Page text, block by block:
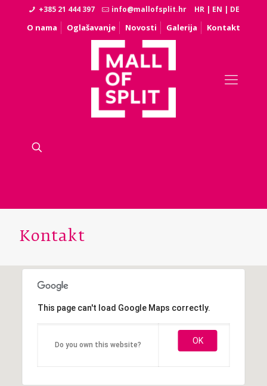
+385 21 444 397 info@mallofsplit.hr HR | EN | DE
O nama Oglašavanje Novosti Galerija Kontakt
Kontakt
This page can't load Google Maps correctly.
Do you own this website? OK